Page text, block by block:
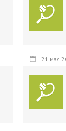
21 мая